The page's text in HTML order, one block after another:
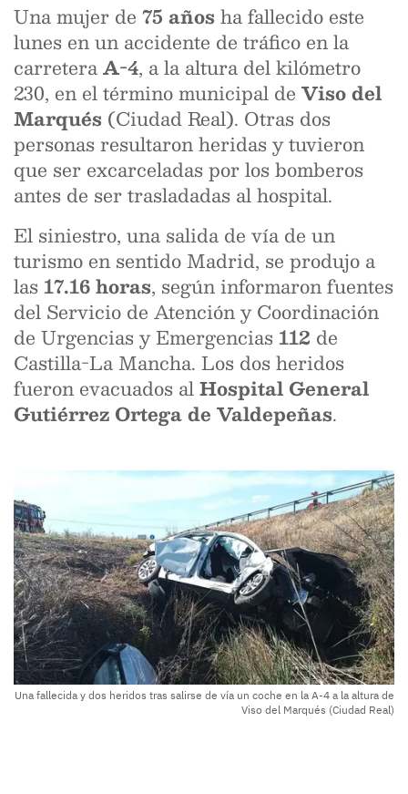
Una mujer de 75 años ha fallecido este
lunes en un accidente de tráfico en la
carreteraA-4, a la altura del kilómetro
230, en el término municipal de Viso del
Marqués (Ciudad Real). Otras dos
personas resultaron heridas y tuvieron
que ser excarceladas por los bomberos
antes de ser trasladadas al hospital.
El siniestro, una salida de vía de un
turismo en sentido Madrid, se produjo a
las 17.16 horas, según informaron fuentes
del Servicio de Atención y Coordinación
de Urgencias y Emergencias 112 de
Castilla-La Mancha. Los dos heridos
fueron evacuados alHospital General
Gutiérrez Ortega de Valdepeñas.
Una fallecida y dos heridos tras salirse de vía un coche en la A-4 a la altura de
Viso del Marqués (Ciudad Real)